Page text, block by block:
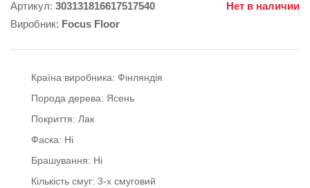
Артикул: 303131816617517540
Нет в наличии
Виробник: Focus Floor
Країна виробника: Фінляндія
Порода дерева: Ясень
Покриття: Лак
Фаска: Ні
Брашування: Ні
Кількість смуг: 3-х смуговий